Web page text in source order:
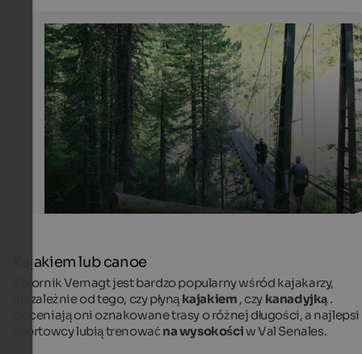
Circular trail at Lake Vernagt
Crossing the hanging bridge you to get to the sunny
lake.
Tourismusgenossenschaft Schnalstal
Kajakiem lub canoe
Zbiornik Vernagt jest bardzo popularny wśród kajakarzy,
niezależnie od tego, czy płynąkajakiem , czy kanadyjką.
Doceniają oni oznakowane trasy o różnej długości, a najlepsi
sportowcy lubią trenować na wysokościw Val Senales.